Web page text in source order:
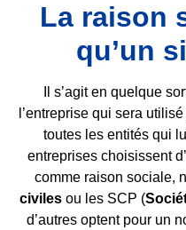
La raison
qu’un
Il s’agit en quelque
l’entreprise qui sera
toutes les entités qui
entreprises choisissent
comme raison sociale,
civiles ou les SCP (
d’autres optent pour un